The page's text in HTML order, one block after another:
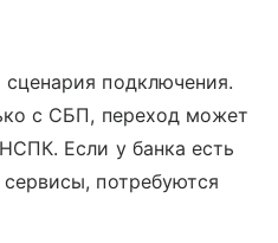
подключения.
с СБП, переход может
Если у банка есть
потребуются